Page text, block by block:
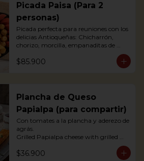
Picada Paisa (Para 2
personas)
Picada perfecta para reuniones con los
delicias Antioqueñas: Chicharrón,
chorizo, morcilla, empanaditas de
acompañada de arepas, limón y
$85.900
Plancha de Queso
Papialpa (para compartir)
Con tomates a la plancha y aderezo de
agrás.
Grilled Papialpa cheese with grilled
$36.900